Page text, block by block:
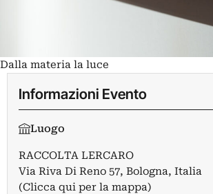
Dalla materia la luce
Informazioni Evento
Luogo
RACCOLTA LERCARO
Via Riva Di Reno 57, Bologna, Italia
(Clicca qui per la mappa)